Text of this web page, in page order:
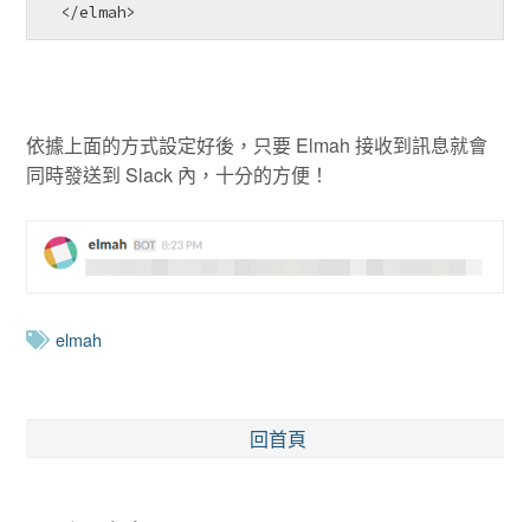
</elmah>
依據上面的方式設定好後，只要 Elmah 接收到訊息就會
同時發送到 Slack 內，十分的方便！
elmah
回首頁